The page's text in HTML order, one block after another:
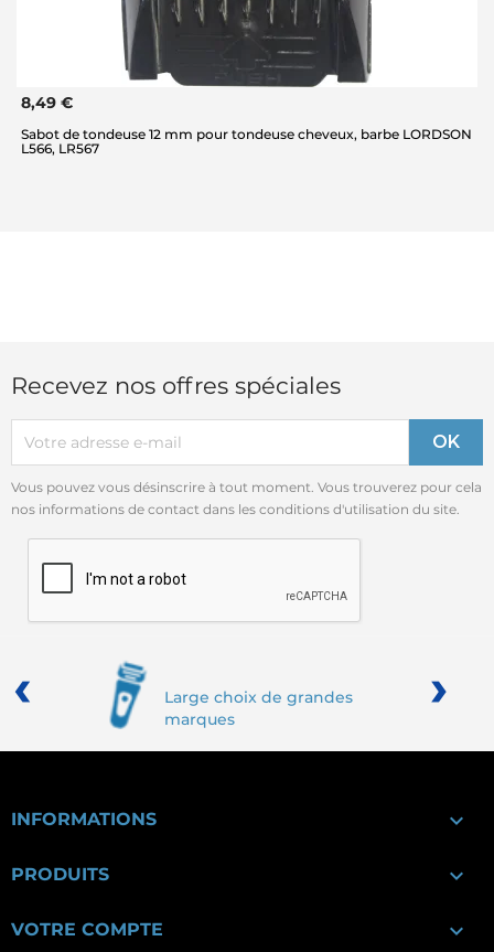
8,49 €
Sabot de tondeuse 12 mm pour tondeuse cheveux, barbe LORDSON
L566, LR567
Recevez nos offres spéciales
Vous pouvez vous désinscrire à tout moment. Vous trouverez pour cela
nos informations de contact dans les conditions d'utilisation du site.
Large choix de grandes
marques
‹ ›
INFORMATIONS 
PRODUITS 
VOTRE COMPTE 